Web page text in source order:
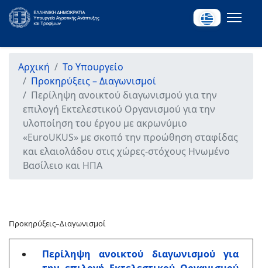
Αρχική
Το Υπουργείο
Προκηρύξεις – Διαγωνισμοί
Περίληψη ανοικτού διαγωνισμού για την
επιλογή Εκτελεστικού Οργανισμού για την
υλοποίηση του έργου με ακρωνύμιο
«ΕuroUKUS» με σκοπό την προώθηση σταφίδας
και ελαιολάδου στις χώρες-στόχους Ηνωμένο
Βασίλειο και ΗΠΑ
Προκηρύξεις–Διαγωνισμοί
Περίληψη ανοικτού διαγωνισμού για